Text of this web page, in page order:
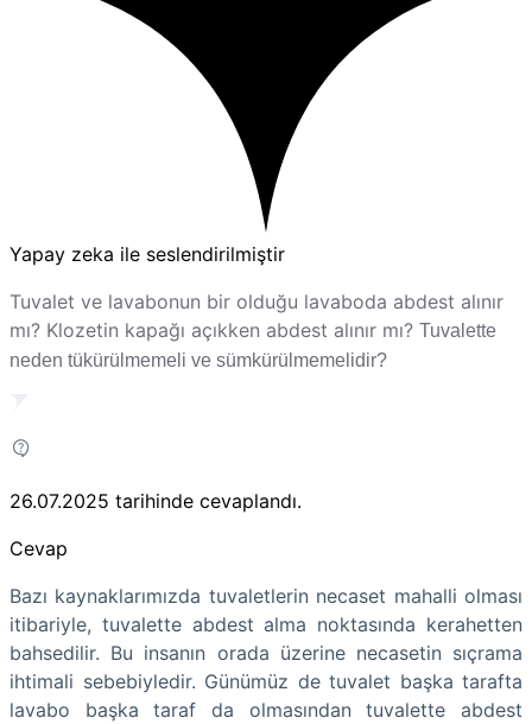
Yapay zeka ile seslendirilmiştir
Tuvalet ve lavabonun bir olduğu lavaboda abdest alınır
mı? Klozetin kapağı açıkken abdest alınır mı? Tuvalette
neden tükürülmemeli ve sümkürülmemelidir?
26.07.2025 tarihinde cevaplandı.
Cevap
Bazı kaynaklarımızda tuvaletlerin necaset mahalli olması
itibariyle, tuvalette abdest alma noktasında kerahetten
bahsedilir. Bu insanın orada üzerine necasetin sıçrama
ihtimali sebebiyledir. Günümüz de tuvalet başka tarafta
lavabo başka taraf da olmasından tuvalette abdest